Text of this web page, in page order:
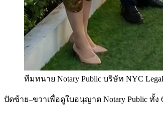
ทีมทนาย Notary Public บริษัท NYC
ปัดซ้าย–ขวาเพื่อดูใบอนุญาต Notary Public ทั้ง